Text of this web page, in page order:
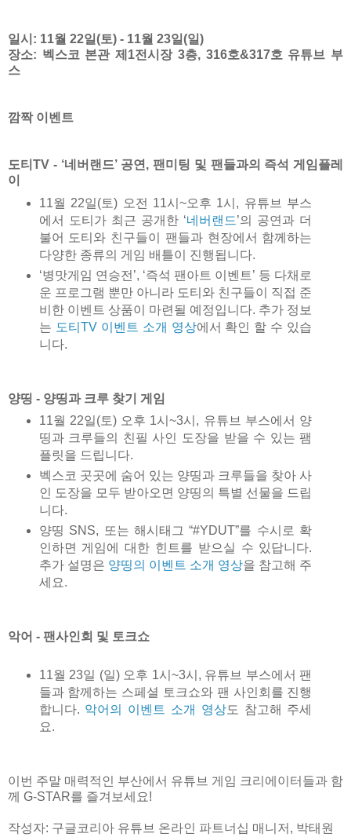
일시: 11월 22일(토) - 11월 23일(일)
장소: 벡스코 본관 제1전시장 3층, 316호&317호 유튜브 부
스
깜짝 이벤트
도티TV - ‘네버랜드’ 공연, 팬미팅 및 팬들과의 즉석 게임플레
이
11월 22일(토) 오전 11시~오후 1시, 유튜브 부스
에서 도티가 최근 공개한 ‘네버랜드’의 공연과 더
불어 도티와 친구들이 팬들과 현장에서 함께하는
다양한 종류의 게임 배틀이 진행됩니다.
‘병맛게임 연승전’, ‘즉석 팬아트 이벤트’ 등 다채로
운 프로그램 뿐만 아니라 도티와 친구들이 직접 준
비한 이벤트 상품이 마련될 예정입니다. 추가 정보
는 도티TV 이벤트 소개 영상에서 확인 할 수 있습
니다.
양띵 - 양띵과 크루 찾기 게임
11월 22일(토) 오후 1시~3시, 유튜브 부스에서 양
띵과 크루들의 친필 사인 도장을 받을 수 있는 팸
플릿을 드립니다.
벡스코 곳곳에 숨어 있는 양띵과 크루들을 찾아 사
인 도장을 모두 받아오면 양띵의 특별 선물을 드립
니다.
양띵 SNS, 또는 해시태그 “#YDUT”를 수시로 확
인하면 게임에 대한 힌트를 받으실 수 있답니다.
추가 설명은 양띵의 이벤트 소개 영상을 참고해 주
세요.
악어 - 팬사인회 및 토크쇼
11월 23일 (일) 오후 1시~3시, 유튜브 부스에서 팬
들과 함께하는 스페셜 토크쇼와 팬 사인회를 진행
합니다. 악어의 이벤트 소개 영상도 참고해 주세
요.
이번 주말 매력적인 부산에서 유튜브 게임 크리에이터들과 함
께 G-STAR를 즐겨보세요!
작성자: 구글코리아 유튜브 온라인 파트너십 매니저, 박태원